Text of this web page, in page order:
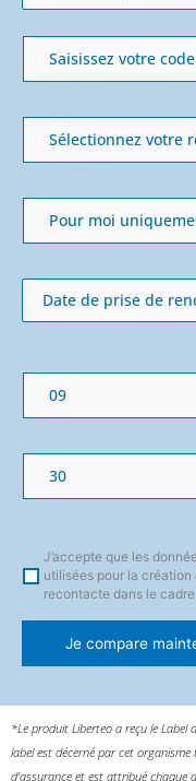
J’accepte que les
utilisées pour la création
recontacte dans le
Je compare
*Le produit Liberteo a reçu le Label
label est décerné par cet
d’assurance et est attribué chaque